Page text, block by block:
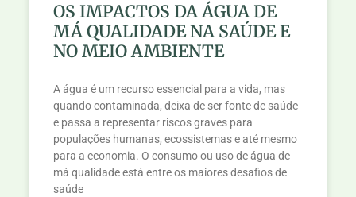
OS IMPACTOS DA ÁGUA DE
MÁ QUALIDADE NA SAÚDE E
NO MEIO AMBIENTE
A água é um recurso essencial para a vida, mas
quando contaminada, deixa de ser fonte de saúde
e passa a representar riscos graves para
populações humanas, ecossistemas e até mesmo
para a economia. O consumo ou uso de água de
má qualidade está entre os maiores desafios de
saúde